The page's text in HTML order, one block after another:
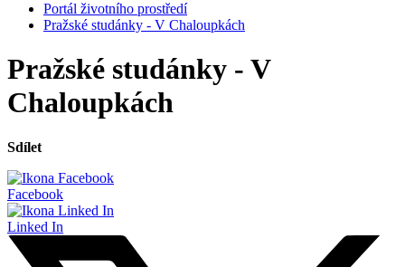
Portál životního prostředí
Pražské studánky - V Chaloupkách
Pražské studánky - V
Chaloupkách
Sdílet
Facebook
Linked In